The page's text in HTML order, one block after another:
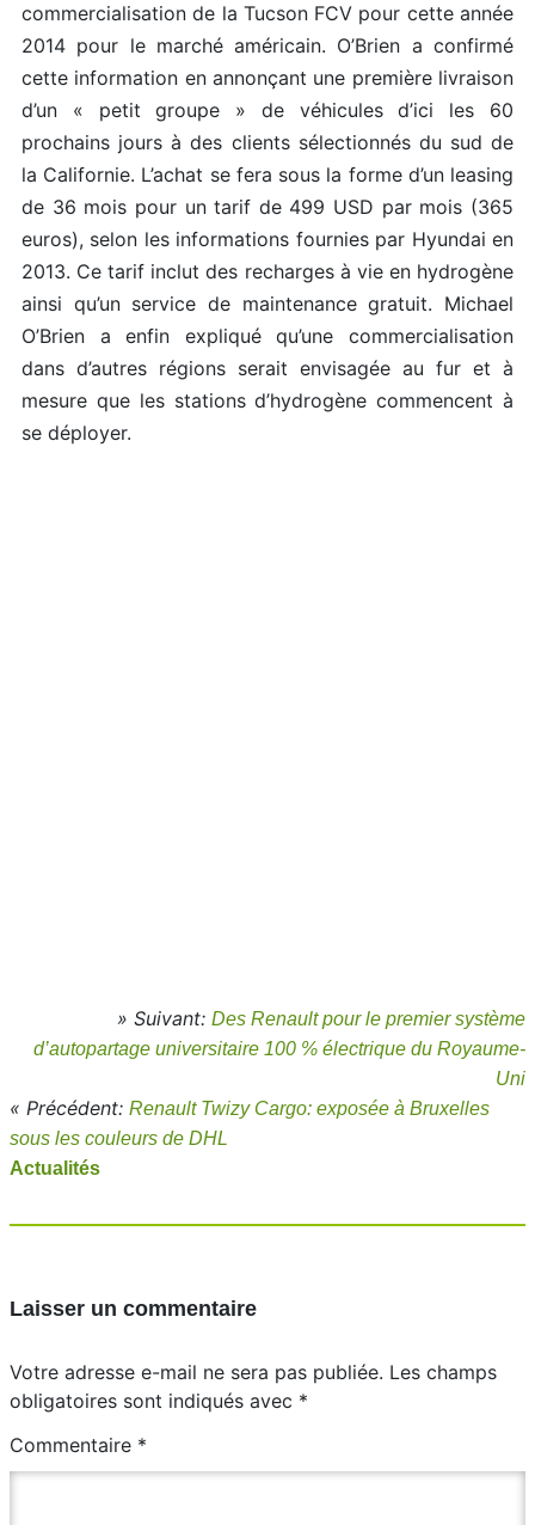
commercialisation de la Tucson FCV pour cette année
2014 pour le marché américain. O’Brien a confirmé
cette information en annonçant une première livraison
d’un « petit groupe » de véhicules d’ici les 60
prochains jours à des clients sélectionnés du sud de
la Californie. L’achat se fera sous la forme d’un leasing
de 36 mois pour un tarif de 499 USD par mois (365
euros), selon les informations fournies par Hyundai en
2013. Ce tarif inclut des recharges à vie en hydrogène
ainsi qu’un service de maintenance gratuit. Michael
O’Brien a enfin expliqué qu’une commercialisation
dans d’autres régions serait envisagée au fur et à
mesure que les stations d’hydrogène commencent à
se déployer.
» Suivant: Des Renault pour le premier système
d’autopartage universitaire 100 % électrique du Royaume-
Uni
« Précédent: Renault Twizy Cargo: exposée à Bruxelles
sous les couleurs de DHL
Actualités
Laisser un commentaire
Votre adresse e-mail ne sera pas publiée. Les champs
obligatoires sont indiqués avec *
Commentaire *